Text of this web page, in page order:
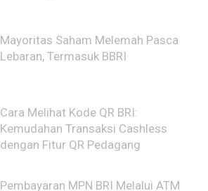
Mayoritas Saham Melemah Pasca
Lebaran, Termasuk BBRI
Cara Melihat Kode QR BRI:
Kemudahan Transaksi Cashless
dengan Fitur QR Pedagang
Pembayaran MPN BRI Melalui ATM